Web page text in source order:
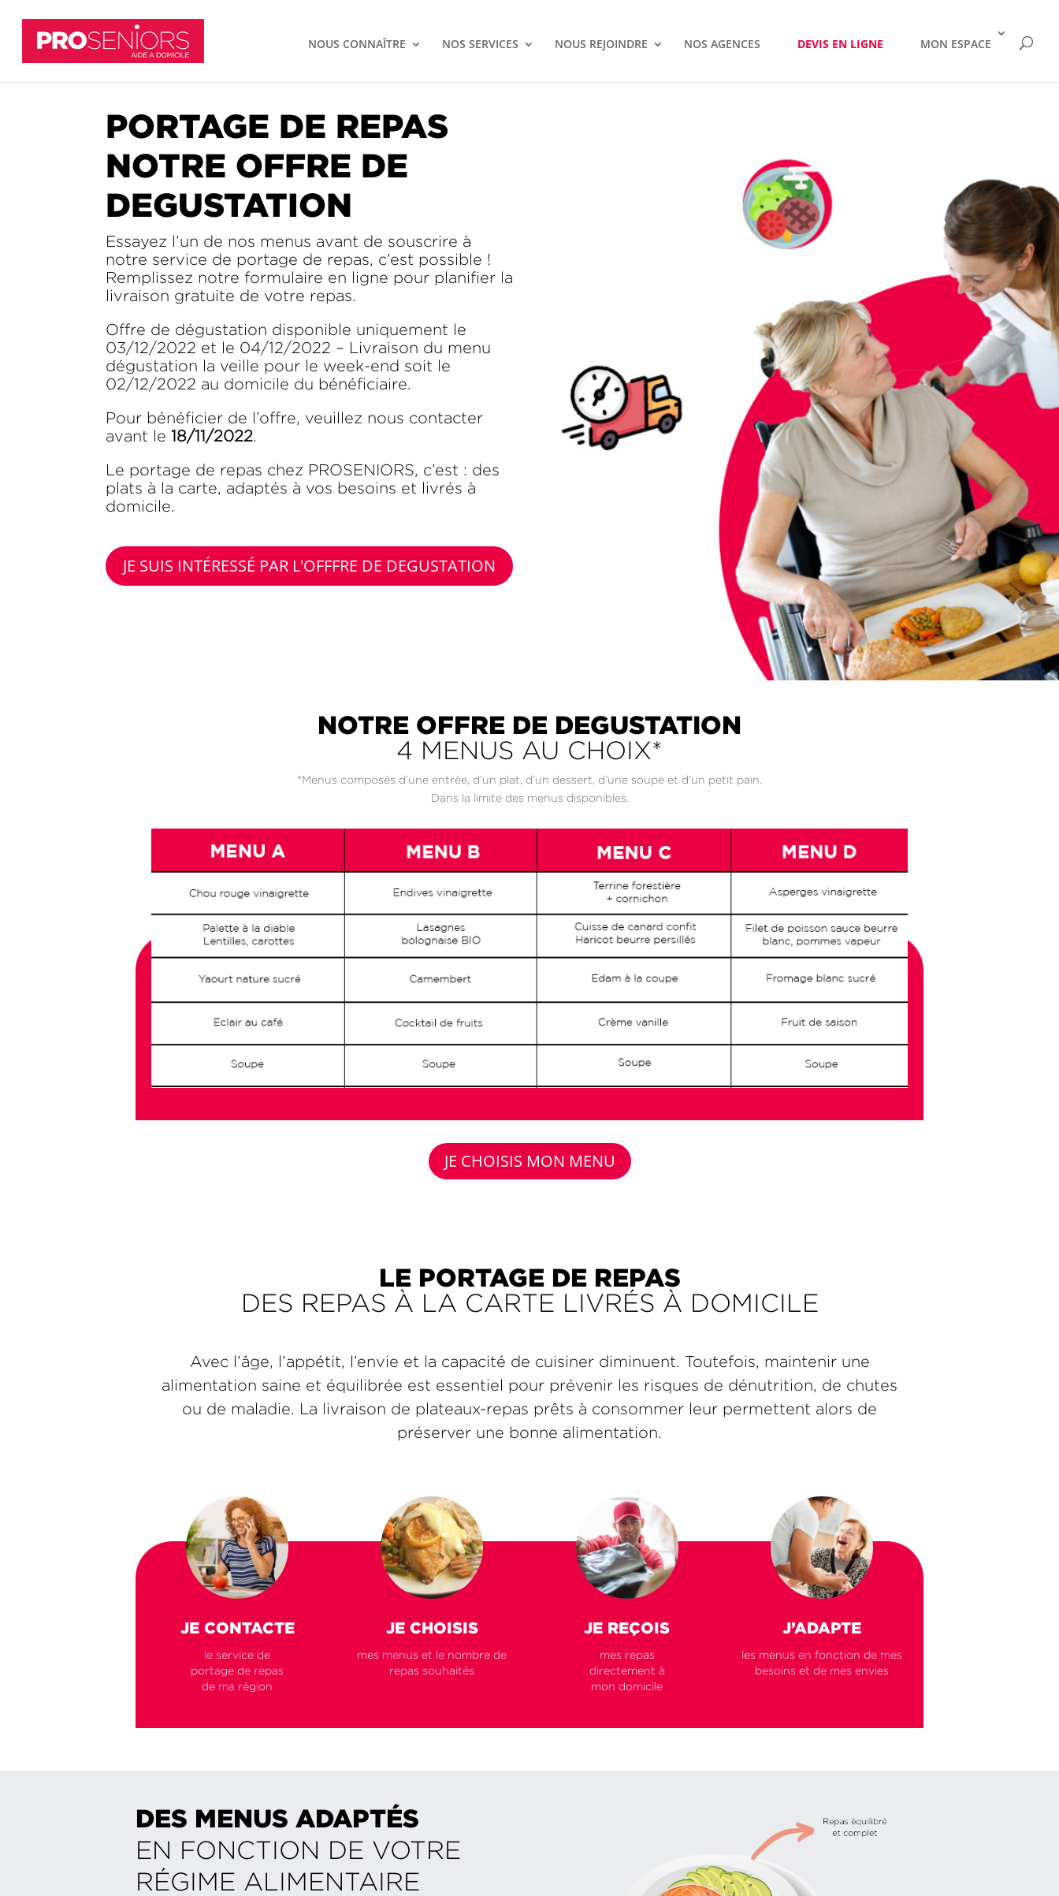
NOUS CONNAÎTRE NOS SERVICES NOUS REJOINDRE NOS AGENCES DEVIS EN LIGNE MON ESPACE
PORTAGE DE REPAS
NOTRE OFFRE DE
DEGUSTATION
Essayez l’un de nos menus avant de souscrire à
notre service de portage de repas, c’est possible !
Remplissez notre formulaire en ligne pour planifier la
livraison gratuite de votre repas.
Offre de dégustation disponible uniquement le
03/12/2022 et le 04/12/2022 – Livraison du menu
dégustation la veille pour le week-end soit le
02/12/2022 au domicile du bénéficiaire.
Pour bénéficier de l’offre, veuillez nous contacter
avant le18/11/2022
Le portage de repas chez PROSENIORS, c’est : des
plats à la carte, adaptés à vos besoins et livrés à
domicile.
JE SUIS INTÉRESSÉ PAR L'OFFFRE DE DEGUSTATION
NOTRE OFFRE DE DEGUSTATION
4 MENUS AU CHOIX*
*Menus composés d’une entrée, d’un plat, d’un dessert, d’une soupe et d’un petit pain.
Dans la limite des menus disponibles.
JE CHOISIS MON MENU
LE PORTAGE DE REPAS
DES REPAS À LA CARTE LIVRÉS À DOMICILE
Avec l’âge, l’appétit, l’envie et la capacité de cuisiner diminuent. Toutefois, maintenir une
alimentation saine et équilibrée est essentiel pour prévenir les risques de dénutrition, de chutes
ou de maladie. La livraison de plateaux-repas prêts à consommer leur permettent alors de
préserver une bonne alimentation.
JE CONTACTE
le service de
portage de repas
de ma région
JE CHOISIS
mes menus et le nombre de
repas souhaités
JE REÇOIS
mes repas
directement à
mon domicile
J’ADAPTE
les menus en fonction de mes
besoins et de mes envies
DES MENUS ADAPTÉS
EN FONCTION DE VOTRE
RÉGIME ALIMENTAIRE